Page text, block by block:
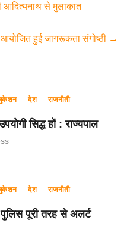
e
आदित्यनाथ से मुलाकात
हुई जागरूकता संगोष्ठी →
देश
राजनीती
सिद्ध हों : राज्यपाल
देश
राजनीती
पूरी तरह से अलर्ट